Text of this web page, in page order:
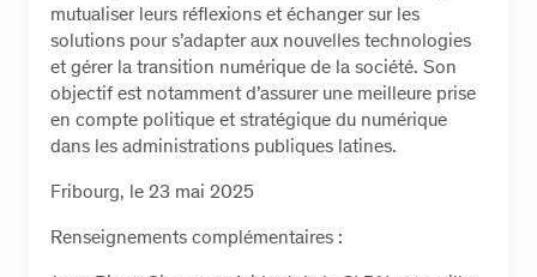
mutualiser leurs réflexions et échanger sur les
solutions pour s’adapter aux nouvelles technologies
et gérer la transition numérique de la société. Son
objectif est notamment d’assurer une meilleure prise
en compte politique et stratégique du numérique
dans les administrations publiques latines.
Fribourg, le 23 mai 2025
Renseignements complémentaires :